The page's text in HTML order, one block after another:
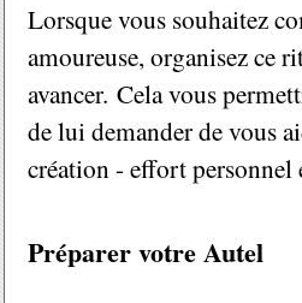
Lorsque vous souhaitez
amoureuse, organisez ce
avancer. Cela vous
de lui demander de vous
création - effort personnel
Préparer votre Autel